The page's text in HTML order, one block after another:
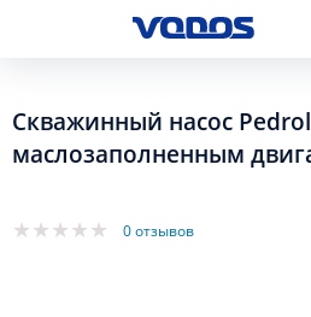
Скважинный насос
маслозаполненным
0 отзывов